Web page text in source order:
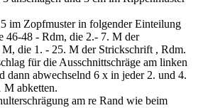
im Zopfmuster in folgender Einteilung
46-48 - Rdm, die 2.- 7. M der
die 1. - 25. M der Strickschrift , Rdm.
für die Ausschnittschräge am linken
dann abwechselnd 6 x in jeder 2. und 4.
M abketten.
am re Rand wie beim